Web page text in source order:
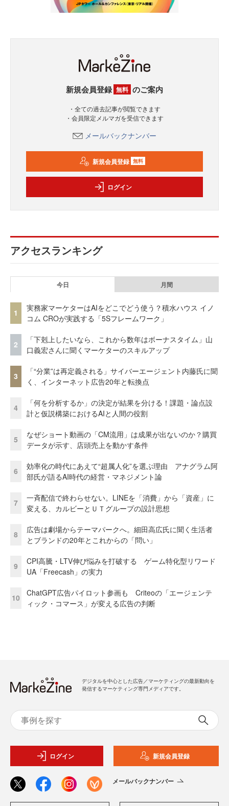
新規会員登録 無料 のご案内
・全ての過去記事が閲覧できます
・会員限定メルマガを受信できます
メールバックナンバー
新規会員登録 無料
ログイン
アクセスランキング
今日 月間
1
実務家マーケターはAIをどこでどう使う？積水ハウス イノ
コム CROが実践する「5Sフレームワーク」
2
「下剋上したいなら、これから数年はボーナスタイム」山
口義宏さんに聞くマーケターのスキルアップ
3
「“分業”は再定義される」サイバーエージェント内藤氏に聞
く、インターネット広告20年と転換点
4
「何を分析するか」の決定が結果を分ける！課題・論点設
計と仮説構築におけるAIと人間の役割
5
なぜショート動画の「CM流用」は成果が出ないのか？購買
データが示す、店頭売上を動かす条件
6
効率化の時代にあえて“超属人化”を選ぶ理由 アナグラム阿
部氏が語るAI時代の経営・マネジメント論
7
一斉配信で終わらせない。LINEを「消費」から「資産」に
変える、カルビーとＵＴグループの設計思想
8
広告は劇場からテーマパークへ。細田高広氏に聞く生活者
とブランドの20年とこれからの「問い」
9
CPI高騰・LTV伸び悩みを打破する ゲーム特化型リワード
UA「Freecash」の実力
10
ChatGPT広告パイロット参画も Criteoの「エージェンテ
ィック・コマース」が変える広告の判断
デジタルを中心とした広告／マーケティングの最新動向を
発信するマーケティング専門メディアです。
ログイン 新規会員登録
メールバックナンバー